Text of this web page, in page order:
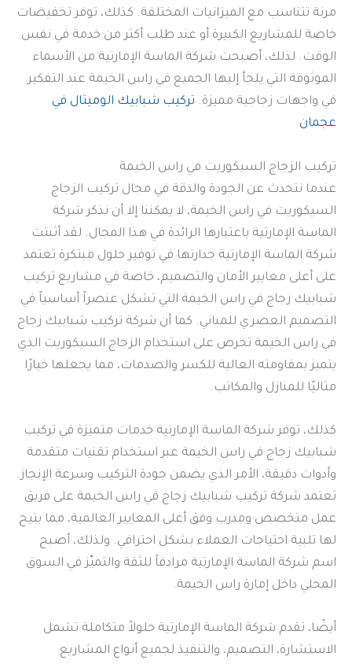
مرنة تتناسب مع الميزانيات المختلفة. كذلك، توفر تخفيضات
خاصة للمشاريع الكبيرة أو عند طلب أكثر من خدمة في نفس
الوقت. لذلك، أصبحت شركة الماسة الإمارتية من الأسماء
الموثوقة التي يلجأ إليها الجميع في راس الخيمة عند التفكير
في واجهات زجاجية مميزة. تركيب شبابيك الوميتال في
عجمان
تركيب الزجاج السيكوريت في راس الخيمة
عندما نتحدث عن الجودة والدقة في مجال تركيب الزجاج
السيكوريت في راس الخيمة، لا يمكننا إلا أن نذكر شركة
الماسة الإمارتية باعتبارها الرائدة في هذا المجال. لقد أثبتت
شركة الماسة الإمارتية جدارتها في توفير حلول مبتكرة تعتمد
على أعلى معايير الأمان والتصميم، خاصة في مشاريع تركيب
شبابيك زجاج في راس الخيمة التي تشكل عنصراً أساسياً في
التصميم العصري للمباني. كما أن شركة تركيب شبابيك زجاج
في راس الخيمة تحرص على استخدام الزجاج السيكوريت الذي
يتميز بمقاومته العالية للكسر والصدمات، مما يجعلها خيارًا
مثاليًا للمنازل والمكاتب.
كذلك، توفر شركة الماسة الإمارتية خدمات متميزة في تركيب
شبابيك زجاج في راس الخيمة عبر استخدام تقنيات متقدمة
وأدوات دقيقة، الأمر الذي يضمن جودة التركيب وسرعة الإنجاز.
تعتمد شركة تركيب شبابيك زجاج في راس الخيمة على فريق
عمل متخصص ومدرب وفق أعلى المعايير العالمية، مما يتيح
لها تلبية احتياجات العملاء بشكل احترافي. ولذلك، أصبح
اسم شركة الماسة الإمارتية مرادفاً للثقة والتميّز في السوق
المحلي داخل إمارة راس الخيمة.
أيضًا، تقدم شركة الماسة الإمارتية حلولاً متكاملة تشمل
الاستشارة، التصميم، والتنفيذ لجميع أنواع المشاريع